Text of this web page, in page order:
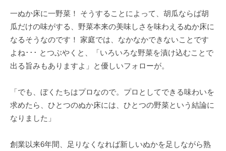
一ぬか床に一野菜！ そうすることによって、胡瓜ならば胡
瓜だけの味がする、野菜本来の美味しさを味わえるぬか床に
なるそうなのです！ 家庭では、なかなかできないことです
よね･･･ とつぶやくと、「いろいろな野菜を漬け込むことで
出る旨みもありますよ」と優しいフォローが。
「でも、ぼくたちはプロなので。プロとしてできる味わいを
求めたら、ひとつのぬか床には、ひとつの野菜という結論に
なりました」
創業以来6年間、足りなくなれば新しいぬかを足しながら熟